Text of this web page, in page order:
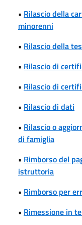
• Rilascio della
minorenni
• Rilascio della
• Rilascio di
• Rilascio di
• Rilascio di dati
• Rilascio o
di famiglia
• Rimborso del
istruttoria
• Rimborso per
• Rimessione in